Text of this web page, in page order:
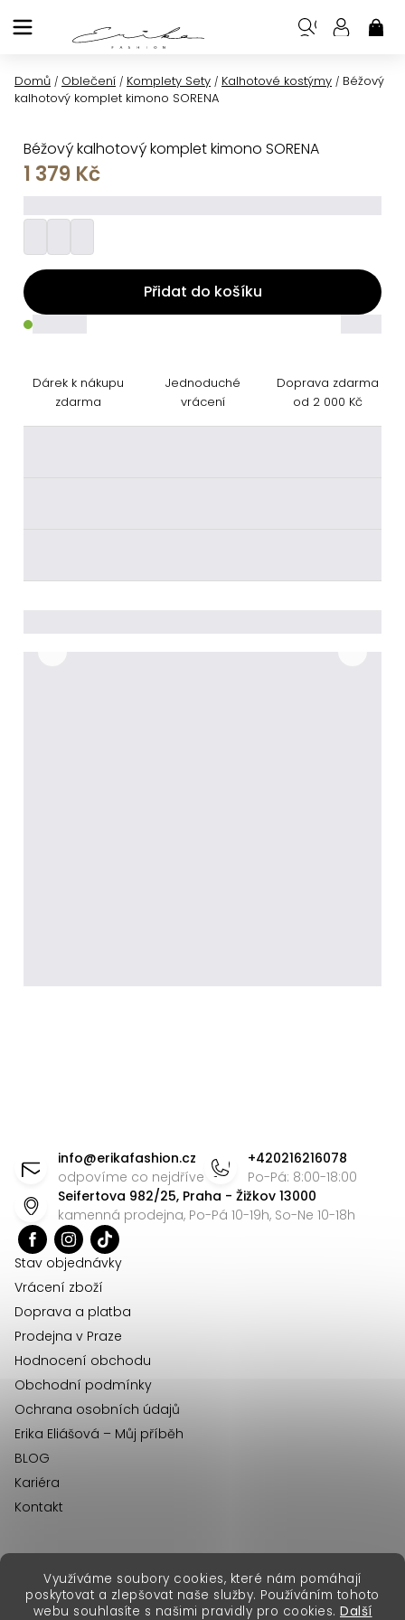
Využíváme soubory cookies, které nám pomáhají
poskytovat a zlepšovat naše služby. Používáním tohoto
webu souhlasíte s našimi pravidly pro cookies. Další
na
Domů / Oblečení / Komplety Sety / Kalhotové kostýmy / Béžový
kalhotový komplet kimono SORENA
Béžový kalhotový komplet kimono SORENA
1 379 Kč
Přidat do košíku
Dárek k nákupu
zdarma
Jednoduché
vrácení
Doprava zdarma
od 2 000 Kč
info@erikafashion.cz
odpovíme co nejdříve
+420216216078
Po-Pá: 8:00-18:00
Seifertova 982/25, Praha - Žižkov 13000
kamenná prodejna, Po-Pá 10-19h, So-Ne 10-18h
Stav objednávky
Vrácení zboží
Doprava a platba
Prodejna v Praze
Hodnocení obchodu
Obchodní podmínky
Ochrana osobních údajů
Erika Eliášová – Můj příběh
BLOG
Kariéra
Kontakt
Copyright 2026Erika Fashion. Všechna práva vyhrazena.
erikafashion.sk